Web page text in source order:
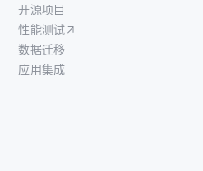
开源项目
性能测试
数据迁移
应用集成